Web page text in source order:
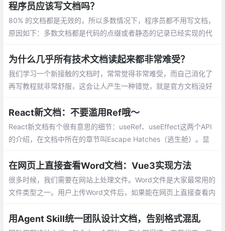
程序员应该写文档吗？
80% 的文档都是无效的，所以多数情况下，程序员都不用写文档，
原因如下：多数文档都是代码的点缀或者静态的记录已经实现的代
会看。
为什么几乎所有技术文档读起来都非常难受？
我们学习一个新接触的文档时，常常觉得非常难受，而自己消化了
再写教程就非常舒服，这会让人产生一种错觉，就是官方文档没好
程的存在呢？
React新文档：不要滥用Ref哦～
React新文档有个很有意思的细节：useRef、useEffect这两个API
的介绍，在文档中所在的章节叫Escape Hatches（逃生舱）。显
在网页上直接查看Word文档：Vue3实现方法
很多时候，我们需要在网站上处理文件。Word文件是大家最常用的
文件类型之一。用户上传Word文件后，如果能在网页上直接查看内
用Agent Skill统一团队设计文档，告别格式混乱